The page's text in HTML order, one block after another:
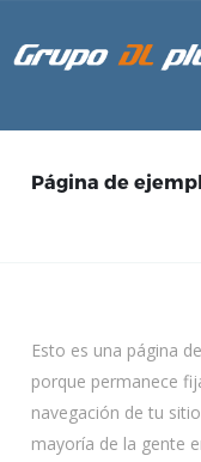
Página de
Esto es una página
porque permanece
navegación de tu
mayoría de la gente